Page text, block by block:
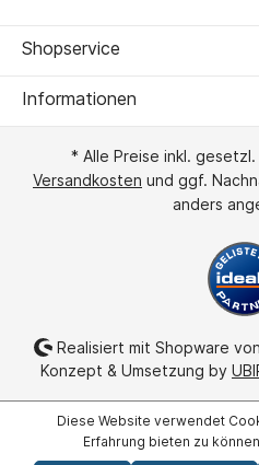
Shopservice
Informationen
* Alle Preise inkl.
Versandkosten und ggf.
anders
Realisiert mit Shopware von
Konzept & Umsetzung by
Diese Website verwendet
Erfahrung bieten zu